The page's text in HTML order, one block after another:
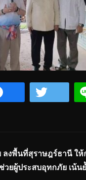
ลงพื้นที่สุราษฎร์ธานี ใ
วยผู้ประสบอุทกภัย เน้น